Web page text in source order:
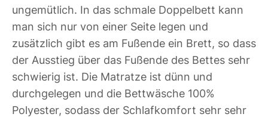
ungemütlich. In das schmale Doppelbett kann
man sich nur von einer Seite legen und
zusätzlich gibt es am Fußende ein Brett, so dass
der Ausstieg über das Fußende des Bettes sehr
schwierig ist. Die Matratze ist dünn und
durchgelegen und die Bettwäsche 100%
Polyester, sodass der Schlafkomfort sehr sehr